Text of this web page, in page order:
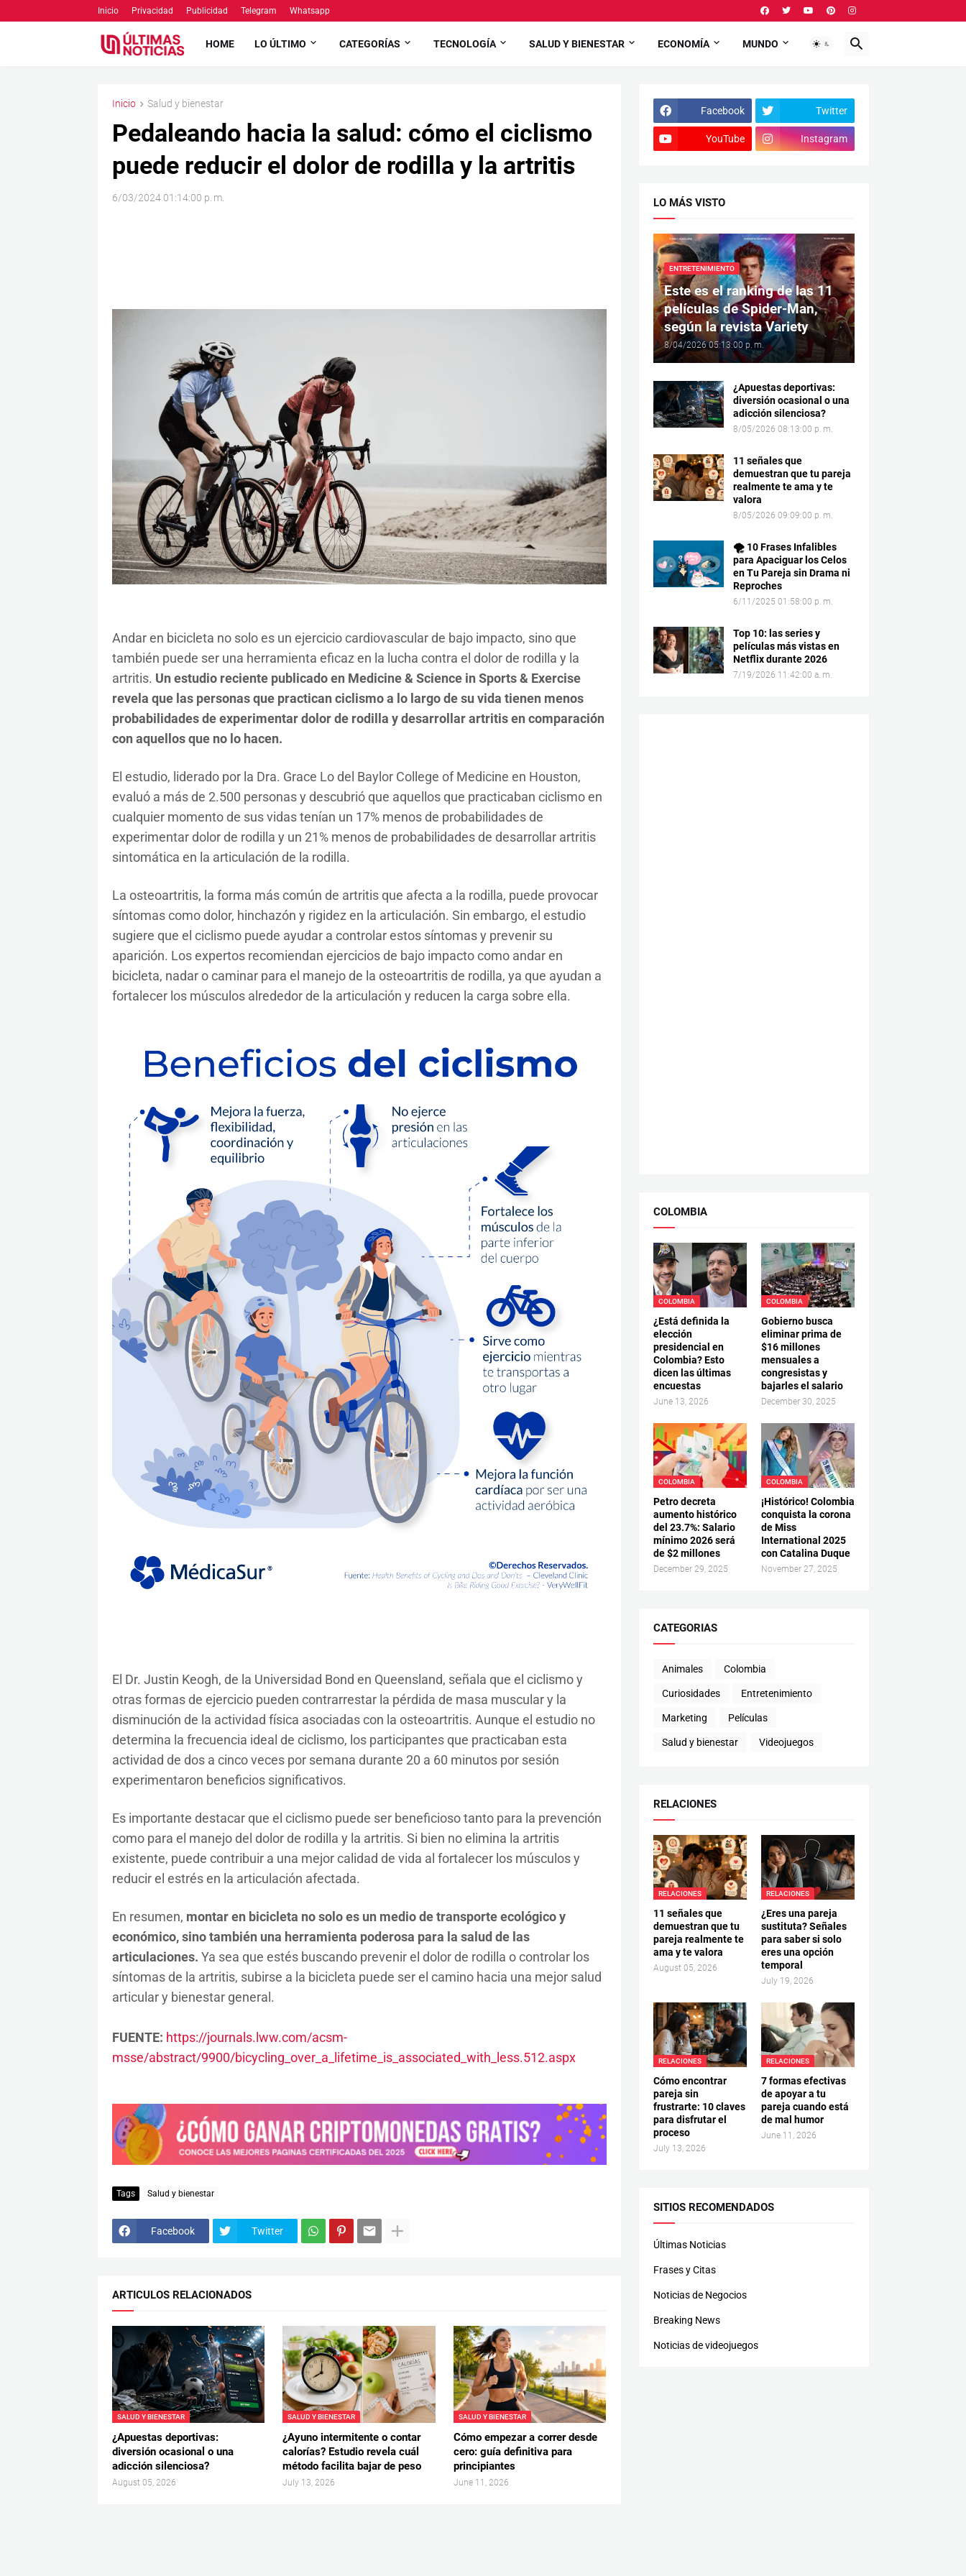
Inicio Privacidad Publicidad Telegram Whatsapp
HOME LO ÚLTIMO CATEGORÍAS TECNOLOGÍA SALUD Y BIENESTAR ECONOMÍA MUNDO
Inicio Salud y bienestar
Pedaleando hacia la salud: cómo el ciclismo
puede reducir el dolor de rodilla y la artritis
6/03/2024 01:14:00 p. m.
Andar en bicicleta no solo es un ejercicio cardiovascular de bajo impacto, sino que
también puede ser una herramienta eficaz en la lucha contra el dolor de rodilla y la
artritis. Un estudio reciente publicado en Medicine & Science in Sports & Exercise
revela que las personas que practican ciclismo a lo largo de su vida tienen menos
probabilidades de experimentar dolor de rodilla y desarrollar artritis en comparación
con aquellos que no lo hacen.
El estudio, liderado por la Dra. Grace Lo del Baylor College of Medicine en Houston,
evaluó a más de 2.500 personas y descubrió que aquellos que practicaban ciclismo en
cualquier momento de sus vidas tenían un 17% menos de probabilidades de
experimentar dolor de rodilla y un 21% menos de probabilidades de desarrollar artritis
sintomática en la articulación de la rodilla.
La osteoartritis, la forma más común de artritis que afecta a la rodilla, puede provocar
síntomas como dolor, hinchazón y rigidez en la articulación. Sin embargo, el estudio
sugiere que el ciclismo puede ayudar a controlar estos síntomas y prevenir su
aparición. Los expertos recomiendan ejercicios de bajo impacto como andar en
bicicleta, nadar o caminar para el manejo de la osteoartritis de rodilla, ya que ayudan a
fortalecer los músculos alrededor de la articulación y reducen la carga sobre ella.
El Dr. Justin Keogh, de la Universidad Bond en Queensland, señala que el ciclismo y
otras formas de ejercicio pueden contrarrestar la pérdida de masa muscular y la
disminución de la actividad física asociadas con la osteoartritis. Aunque el estudio no
determina la frecuencia ideal de ciclismo, los participantes que practicaban esta
actividad de dos a cinco veces por semana durante 20 a 60 minutos por sesión
experimentaron beneficios significativos.
Es importante destacar que el ciclismo puede ser beneficioso tanto para la prevención
como para el manejo del dolor de rodilla y la artritis. Si bien no elimina la artritis
existente, puede contribuir a una mejor calidad de vida al fortalecer los músculos y
reducir el estrés en la articulación afectada.
En resumen, montar en bicicleta no solo es un medio de transporte ecológico y
económico, sino también una herramienta poderosa para la salud de las
articulaciones. Ya sea que estés buscando prevenir el dolor de rodilla o controlar los
síntomas de la artritis, subirse a la bicicleta puede ser el camino hacia una mejor salud
articular y bienestar general.
FUENTE: https://journals.lww.com/acsm-
msse/abstract/9900/bicycling_over_a_lifetime_is_associated_with_less.512.aspx
Tags Salud y bienestar
Facebook Twitter
ARTICULOS RELACIONADOS
SALUD Y BIENESTAR
¿Apuestas deportivas:
diversión ocasional o una
adicción silenciosa?
August 05, 2026
SALUD Y BIENESTAR
¿Ayuno intermitente o contar
calorías? Estudio revela cuál
método facilita bajar de peso
July 13, 2026
SALUD Y BIENESTAR
Cómo empezar a correr desde
cero: guía definitiva para
principiantes
June 11, 2026
Facebook Twitter
YouTube Instagram
LO MÁS VISTO
ENTRETENIMIENTO
Este es el ranking de las 11
películas de Spider-Man,
según la revista Variety
8/04/2026 05:13:00 p. m.
¿Apuestas deportivas:
diversión ocasional o una
adicción silenciosa?
8/05/2026 08:13:00 p. m.
11 señales que
demuestran que tu pareja
realmente te ama y te
valora
8/05/2026 09:09:00 p. m.
🌪️ 10 Frases Infalibles
para Apaciguar los Celos
en Tu Pareja sin Drama ni
Reproches
6/11/2025 01:58:00 p. m.
Top 10: las series y
películas más vistas en
Netflix durante 2026
7/19/2026 11:42:00 a. m.
COLOMBIA
COLOMBIA
¿Está definida la
elección
presidencial en
Colombia? Esto
dicen las últimas
encuestas
June 13, 2026
COLOMBIA
Gobierno busca
eliminar prima de
$16 millones
mensuales a
congresistas y
bajarles el salario
December 30, 2025
COLOMBIA
Petro decreta
aumento histórico
del 23.7%: Salario
mínimo 2026 será
de $2 millones
December 29, 2025
COLOMBIA
¡Histórico! Colombia
conquista la corona
de Miss
International 2025
con Catalina Duque
November 27, 2025
CATEGORIAS
Animales Colombia
Curiosidades Entretenimiento
Marketing Películas
Salud y bienestar Videojuegos
RELACIONES
RELACIONES
11 señales que
demuestran que tu
pareja realmente te
ama y te valora
August 05, 2026
RELACIONES
¿Eres una pareja
sustituta? Señales
para saber si solo
eres una opción
temporal
July 19, 2026
RELACIONES
Cómo encontrar
pareja sin
frustrarte: 10 claves
para disfrutar el
proceso
July 13, 2026
RELACIONES
7 formas efectivas
de apoyar a tu
pareja cuando está
de mal humor
June 11, 2026
SITIOS RECOMENDADOS
Últimas Noticias
Frases y Citas
Noticias de Negocios
Breaking News
Noticias de videojuegos